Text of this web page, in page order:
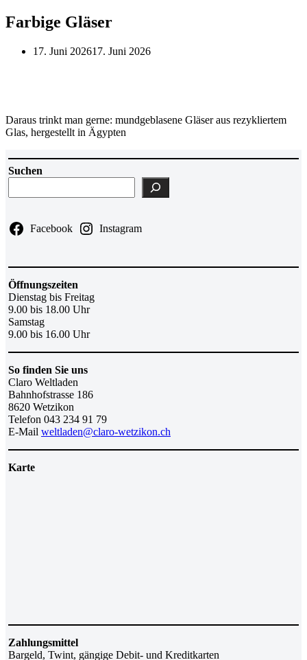
Farbige Gläser
17. Juni 202617. Juni 2026
Daraus trinkt man gerne: mundgeblasene Gläser aus rezykliertem
Glas, hergestellt in Ägypten
Suchen
Facebook Instagram
Öffnungszeiten
Dienstag bis Freitag
9.00 bis 18.00 Uhr
Samstag
9.00 bis 16.00 Uhr
So finden Sie uns
Claro Weltladen
Bahnhofstrasse 186
8620 Wetzikon
Telefon 043 234 91 79
E-Mail weltladen@claro-wetzikon.ch
Karte
Zahlungsmittel
Bargeld, Twint, gängige Debit- und Kreditkarten